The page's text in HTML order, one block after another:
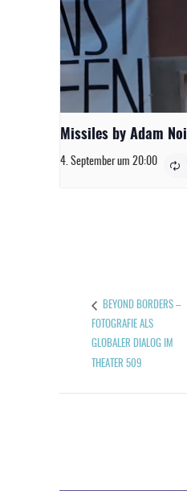
Missiles by Adam
4. September um 20:00
BEYOND BORDERS –
FOTOGRAFIE ALS
GLOBALER DIALOG IM
THEATER 509